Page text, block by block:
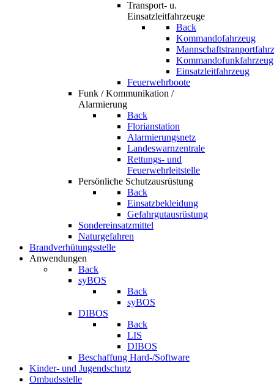
Transport- u.
Einsatzleitfahrzeuge
Back
Kommandofahrzeug
Kommandofunkfahrzeug
Einsatzleitfahrzeug
Feuerwehrboote
Funk / Kommunikation /
Alarmierung
Back
Florianstation
Alarmierungsnetz
Landeswarnzentrale
Rettungs- und
Feuerwehrleitstelle
Persönliche Schutzausrüstung
Back
Einsatzbekleidung
Gefahrgutausrüstung
Sondereinsatzmittel
Naturgefahren
Brandverhütungsstelle
Anwendungen
Back
syBOS
Back
syBOS
DIBOS
Back
LIS
DIBOS
Beschaffung Hard-/Software
Kinder- und Jugendschutz
Ombudsstelle